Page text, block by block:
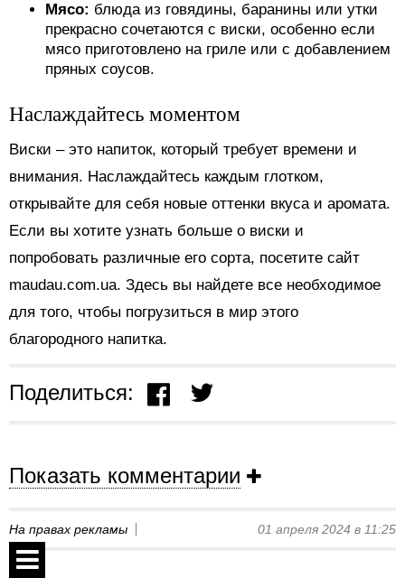
Мясо: блюда из говядины, баранины или утки
прекрасно сочетаются с виски, особенно если
мясо приготовлено на гриле или с добавлением
пряных соусов.
Наслаждайтесь моментом
Виски – это напиток, который требует времени и
внимания. Наслаждайтесь каждым глотком,
открывайте для себя новые оттенки вкуса и аромата.
Если вы хотите узнать больше о виски и
попробовать различные его сорта, посетите сайт
maudau.com.ua. Здесь вы найдете все необходимое
для того, чтобы погрузиться в мир этого
благородного напитка.
Поделиться:
Показать комментарии
На правах рекламы 01 апреля 2024 в 11:25